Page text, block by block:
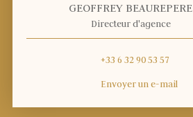
GEOFFREY BEAUREPERE
Directeur d'agence
+33 6 32 90 53 57
Envoyer un e-mail